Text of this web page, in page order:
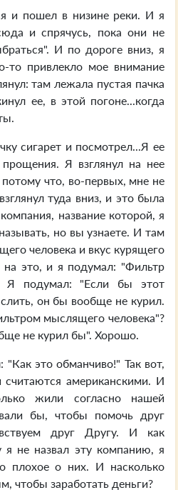
и пошел в низине реки. И я
и спрячусь, пока они не
И по дороге вниз, я
то привлекло мое внимание
там лежала пустая пачка
ее, в этой погоне...когда
сигарет и посмотрел...Я ее
Я взглянул на нее
что, во-первых, мне не
туда вниз, и это была
название которой, я
но вы узнаете. И там
человека и вкус курящего
на это, и я подумал: "Фильтр
Я подумал: "Если бы этот
он бы вообще не курил.
мыслящего человека"?
не курил бы". Хорошо.
"Как это обманчиво!" Так вот,
американскими. И
жили согласно нашей
бы, чтобы помочь друг
друг Другу. И как
я не назвал эту компанию, я
плохое о них. И насколько
чтобы заработать деньги?